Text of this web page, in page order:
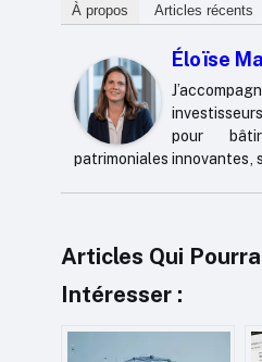
À propos Articles récents
Éloïse
pour
patrimoniales innovantes,
Articles Qui
Intéresser :